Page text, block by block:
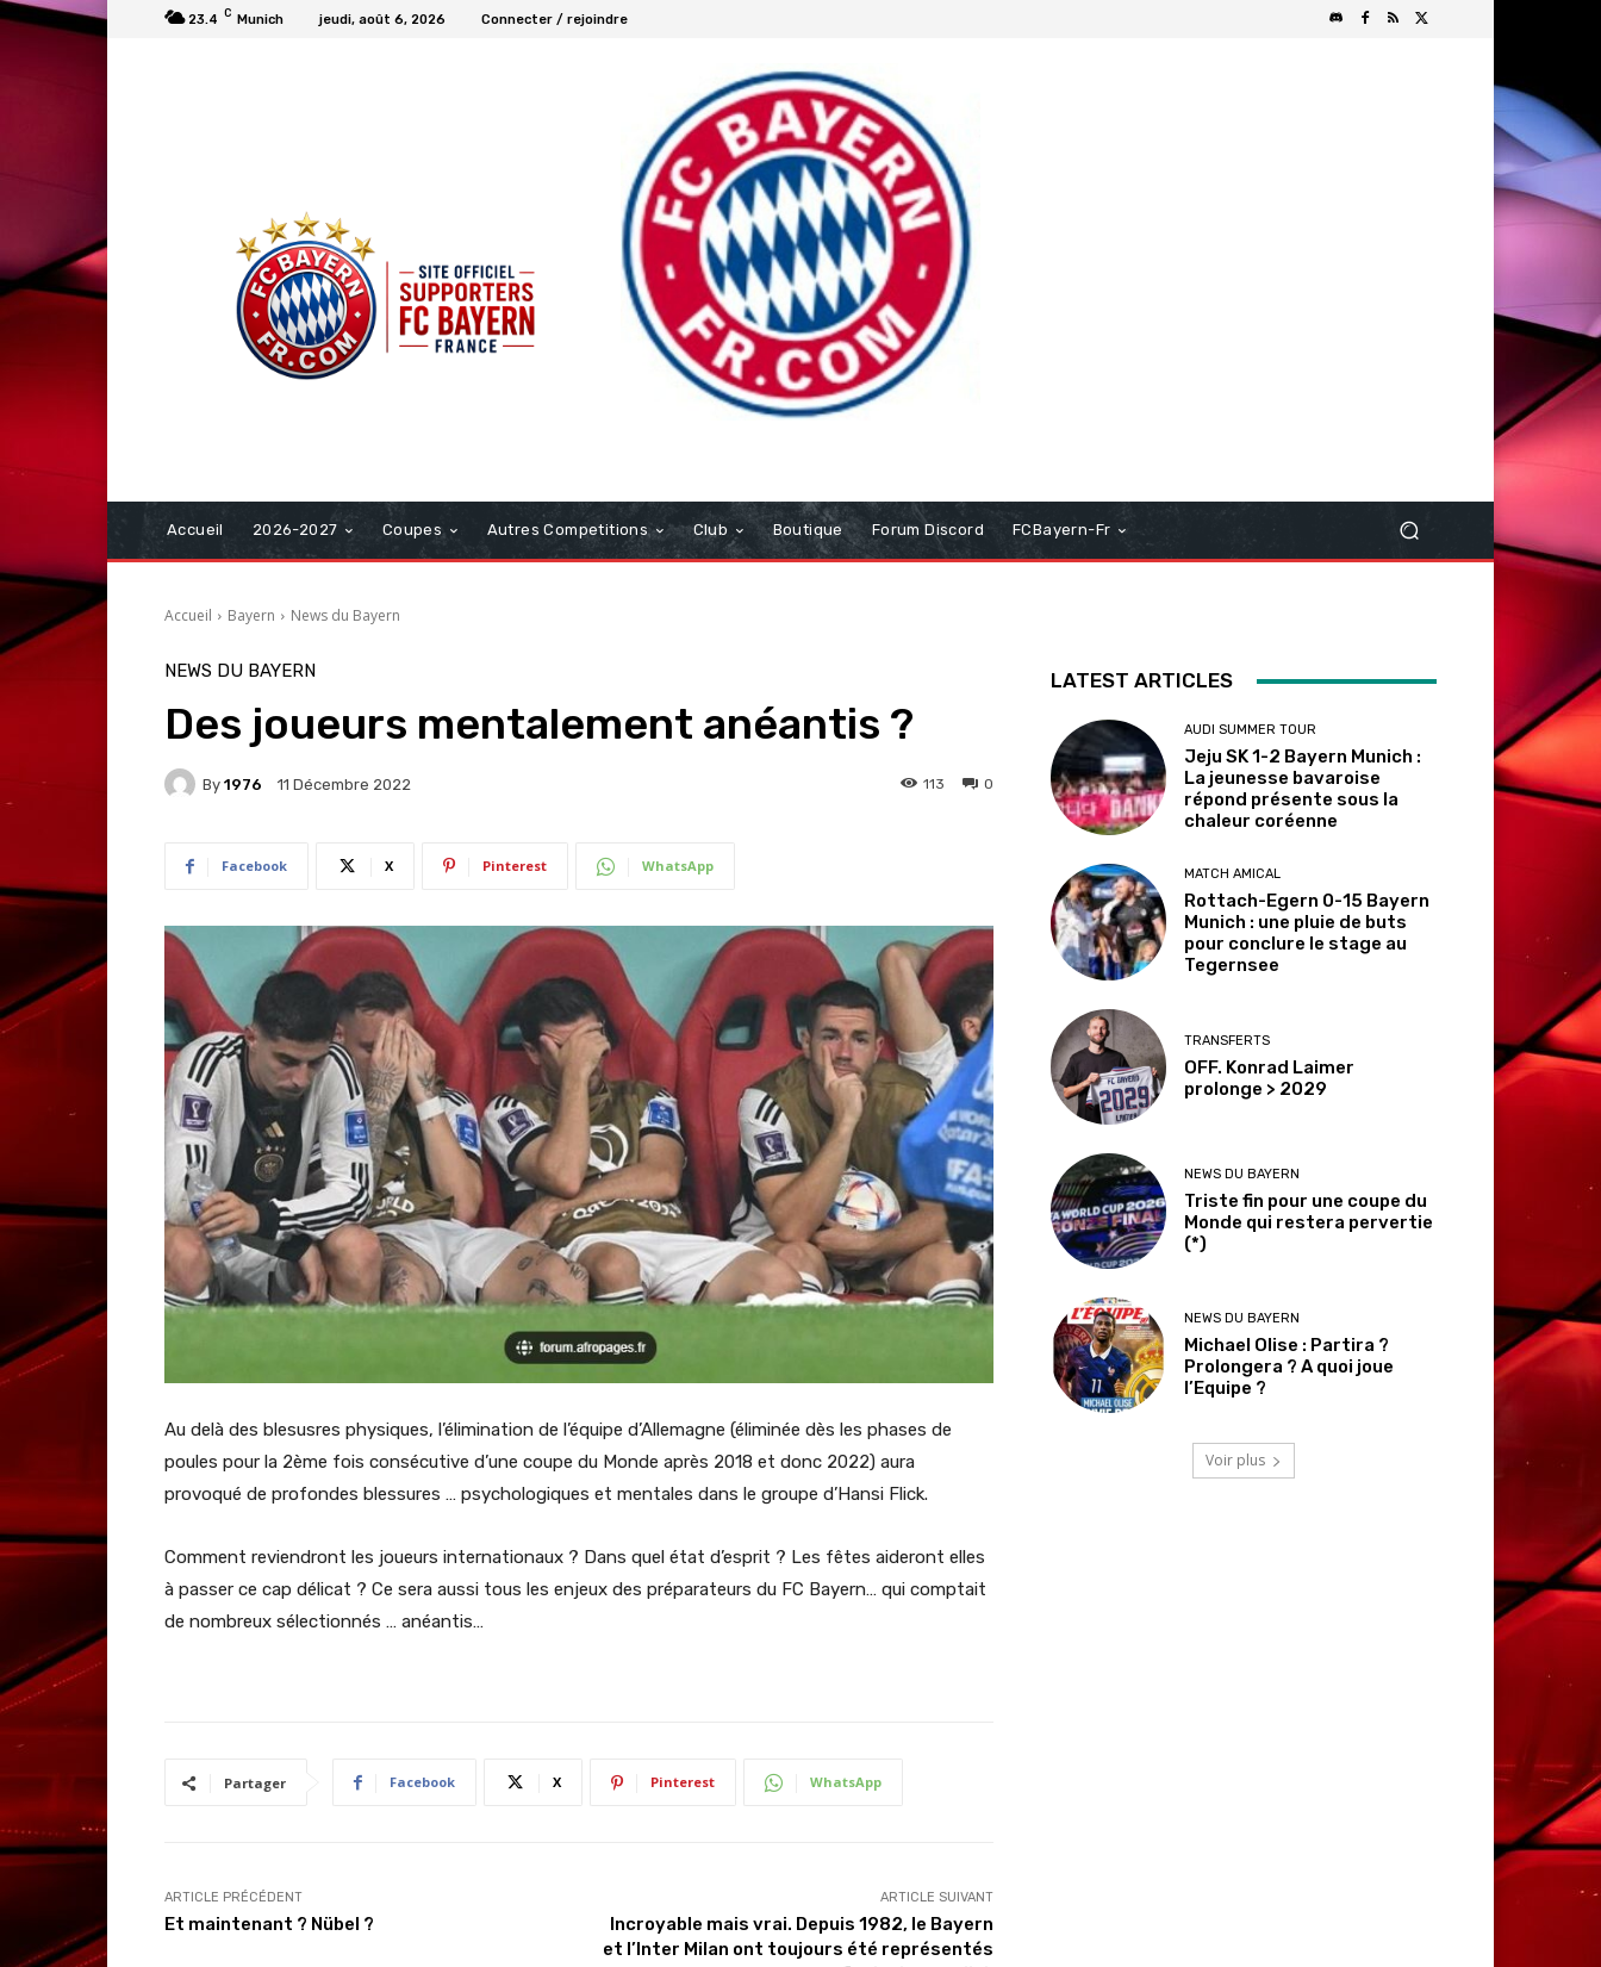
23.4 C Munich jeudi, août 6, 2026 Connecter / rejoindre
Accueil 2026-2027 Coupes Autres Competitions Club Boutique Forum Discord FCBayern-Fr
Accueil Bayern News du Bayern
NEWS DU BAYERN
Des joueurs mentalement anéantis ?
By 1976 11 Décembre 2022 0
113
Facebook X Pinterest WhatsApp
Au delà des blesusres physiques, l’élimination de l’équipe d’Allemagne (éliminée dès les phases de
poules pour la 2ème fois consécutive d’une coupe du Monde après 2018 et donc 2022) aura
provoqué de profondes blessures … psychologiques et mentales dans le groupe d’Hansi Flick.
Comment reviendront les joueurs internationaux ? Dans quel état d’esprit ? Les fêtes aideront elles
à passer ce cap délicat ? Ce sera aussi tous les enjeux des préparateurs du FC Bayern… qui comptait
de nombreux sélectionnés … anéantis…
Partager Facebook X Pinterest WhatsApp
ARTICLE PRÉCÉDENT
Et maintenant ? Nübel ?
ARTICLE SUIVANT
Incroyable mais vrai. Depuis 1982, le Bayern
et l’Inter Milan ont toujours été représentés
LATEST ARTICLES
AUDI SUMMER TOUR
Jeju SK 1-2 Bayern Munich :
La jeunesse bavaroise
répond présente sous la
chaleur coréenne
MATCH AMICAL
Rottach-Egern 0-15 Bayern
Munich : une pluie de buts
pour conclure le stage au
Tegernsee
TRANSFERTS
OFF. Konrad Laimer
prolonge > 2029
NEWS DU BAYERN
Triste fin pour une coupe du
Monde qui restera pervertie
(*)
NEWS DU BAYERN
Michael Olise : Partira ?
Prolongera ? A quoi joue
l’Equipe ?
Voir plus